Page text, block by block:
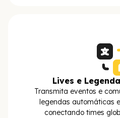
Lives e
Transmita eventos e
legendas automáticas
conectando times